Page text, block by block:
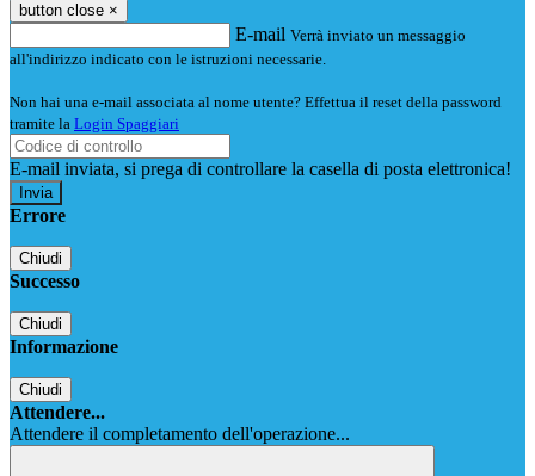
button close ×
E-mail Verrà inviato un messaggio
all'indirizzo indicato con le istruzioni necessarie.
Non hai una e-mail associata al nome utente? Effettua il reset della password
tramite la Login Spaggiari
E-mail inviata, si prega di controllare la casella di posta elettronica!
Errore
Chiudi
Successo
Chiudi
Informazione
Chiudi
Attendere...
Attendere il completamento dell'operazione...